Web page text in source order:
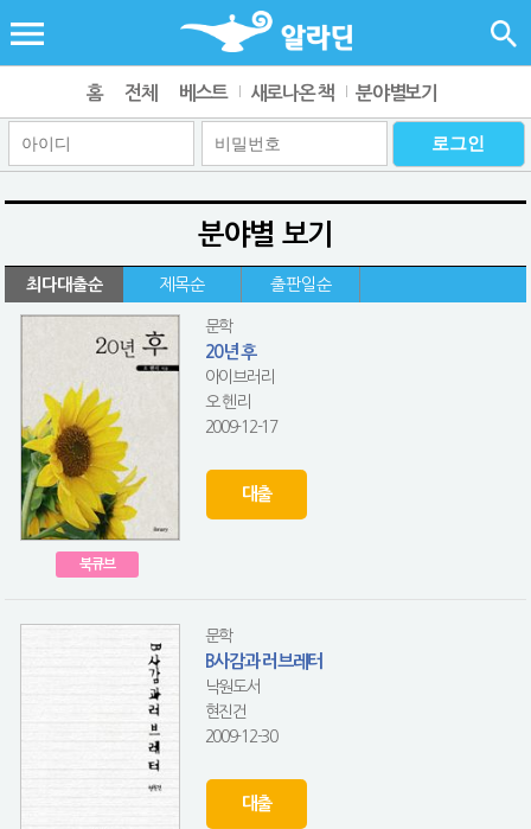
홈 전체 베스트 새로나온 책 분야별보기
분야별 보기
최다대출순 제목순 출판일순
북큐브
문학
20년 후
아이브러리
오 헨리
2009-12-17
대출
문학
B사감과 러브레터
낙원도서
현진건
2009-12-30
대출